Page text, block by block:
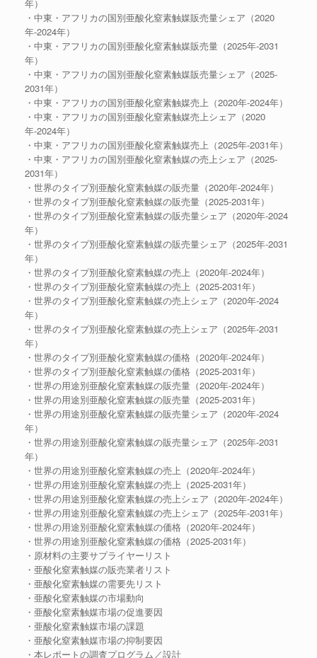
年）
・中東・アフリカの国別亜酸化窒素触媒販売量シェア（2020
年-2024年）
・中東・アフリカの国別亜酸化窒素触媒販売量（2025年-2031
年）
・中東・アフリカの国別亜酸化窒素触媒販売量シェア（2025-
2031年）
・中東・アフリカの国別亜酸化窒素触媒売上（2020年-2024年）
・中東・アフリカの国別亜酸化窒素触媒売上シェア（2020
年-2024年）
・中東・アフリカの国別亜酸化窒素触媒売上（2025年-2031年）
・中東・アフリカの国別亜酸化窒素触媒の売上シェア（2025-
2031年）
・世界のタイプ別亜酸化窒素触媒の販売量（2020年-2024年）
・世界のタイプ別亜酸化窒素触媒の販売量（2025-2031年）
・世界のタイプ別亜酸化窒素触媒の販売量シェア（2020年-2024
年）
・世界のタイプ別亜酸化窒素触媒の販売量シェア（2025年-2031
年）
・世界のタイプ別亜酸化窒素触媒の売上（2020年-2024年）
・世界のタイプ別亜酸化窒素触媒の売上（2025-2031年）
・世界のタイプ別亜酸化窒素触媒の売上シェア（2020年-2024
年）
・世界のタイプ別亜酸化窒素触媒の売上シェア（2025年-2031
年）
・世界のタイプ別亜酸化窒素触媒の価格（2020年-2024年）
・世界のタイプ別亜酸化窒素触媒の価格（2025-2031年）
・世界の用途別亜酸化窒素触媒の販売量（2020年-2024年）
・世界の用途別亜酸化窒素触媒の販売量（2025-2031年）
・世界の用途別亜酸化窒素触媒の販売量シェア（2020年-2024
年）
・世界の用途別亜酸化窒素触媒の販売量シェア（2025年-2031
年）
・世界の用途別亜酸化窒素触媒の売上（2020年-2024年）
・世界の用途別亜酸化窒素触媒の売上（2025-2031年）
・世界の用途別亜酸化窒素触媒の売上シェア（2020年-2024年）
・世界の用途別亜酸化窒素触媒の売上シェア（2025年-2031年）
・世界の用途別亜酸化窒素触媒の価格（2020年-2024年）
・世界の用途別亜酸化窒素触媒の価格（2025-2031年）
・原材料の主要サプライヤーリスト
・亜酸化窒素触媒の販売業者リスト
・亜酸化窒素触媒の需要先リスト
・亜酸化窒素触媒の市場動向
・亜酸化窒素触媒市場の促進要因
・亜酸化窒素触媒市場の課題
・亜酸化窒素触媒市場の抑制要因
・本レポートの調査プログラム／設計